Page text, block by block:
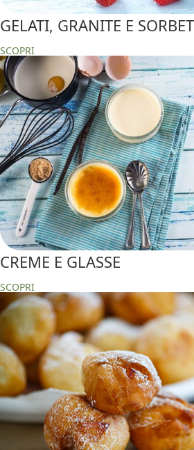
GELATI, GRANITE E
SCOPRI
CREME E GLASSE
SCOPRI